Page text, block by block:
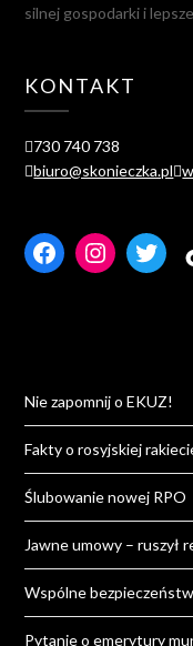
silnej gospodarki i
KONTAKT
730 740 738
biuro@skonieczka.pl
Facebook
Nie zapomnij o EKUZ!
Fakty o rosyjskiej
Ślubowanie nowej RPO
Jawne umowy – ruszył
Wspólne
Pytanie o emerytury